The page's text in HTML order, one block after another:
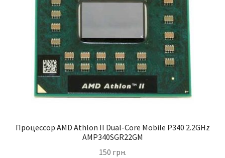
Процессор AMD Athlon II Dual-Core Mobile P340 2.2GHz
AMP340SGR22GM
150 грн.